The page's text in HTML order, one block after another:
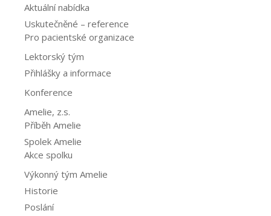
Aktuální nabídka
Uskutečněné – reference
Pro pacientské organizace
Lektorský tým
Přihlášky a informace
Konference
Amelie, z.s.
Příběh Amelie
Spolek Amelie
Akce spolku
Výkonný tým Amelie
Historie
Poslání